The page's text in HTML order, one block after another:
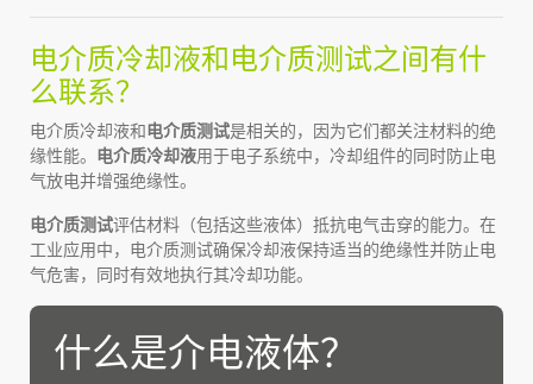
电介质冷却液和电介质测试之间有什
么联系？
电介质冷却液和电介质测试是相关的，因为它们都关注材料的绝
缘性能。 电介质冷却液用于电子系统中，冷却组件的同时防止电
气放电并增强绝缘性。
电介质测试评估材料（包括这些液体）抵抗电气击穿的能力。在
工业应用中，电介质测试确保冷却液保持适当的绝缘性并防止电
气危害，同时有效地执行其冷却功能。
什么是介电液体？